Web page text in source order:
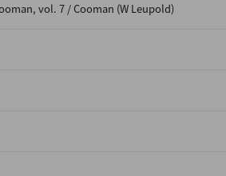
vol. 7 / Cooman (W Leupold)